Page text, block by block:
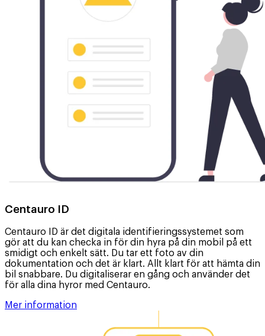
Centauro ID
Centauro ID är det digitala identifieringssystemet som
gör att du kan checka in för din hyra på din mobil på ett
smidigt och enkelt sätt. Du tar ett foto av din
dokumentation och det är klart. Allt klart för att hämta din
bil snabbare. Du digitaliserar en gång och använder det
för alla dina hyror med Centauro.
Mer information